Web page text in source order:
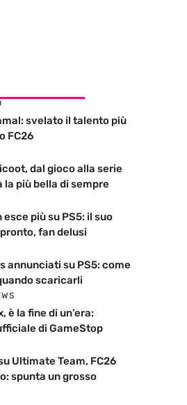
svelato il talento più
FC26
dal gioco alla serie
la più bella di sempre
esce più su PS5: il suo
pronto, fan delusi
annunciati su PS5: come
scaricarli
è la fine di un’era:
di GameStop
Ultimate Team, FC26
spunta un grosso